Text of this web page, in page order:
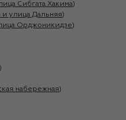
Сибгата Хакима)
и улица Дальняя)
Орджоникидзе)
набережная)